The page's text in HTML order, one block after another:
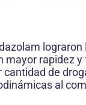
lograron
mayor rapidez y
de
al